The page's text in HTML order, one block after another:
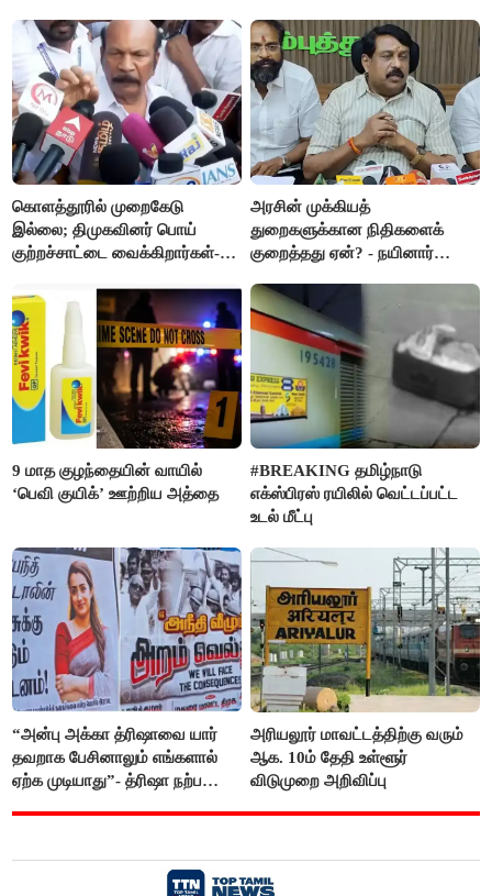
தொடர்கிறோம்”- மதிமுக
எம்.எல்.ஏக்கள் பரபரப்பு பேட்டி
கொளத்தூரில் முறைகேடு
இல்லை; திமுகவினர் பொய்
குற்றச்சாட்டை வைக்கிறார்கள்-
அரசின் முக்கியத்
துறைகளுக்கான நிதிகளைக்
குறைத்தது ஏன்? - நயினார்
9 மாத குழந்தையின் வாயில்
‘பெவி குயிக்’ ஊற்றிய அத்தை
#BREAKING தமிழ்நாடு
எக்ஸ்பிரஸ் ரயிலில் வெட்டப்பட்ட
உடல் மீட்பு
“அன்பு அக்கா த்ரிஷாவை யார்
தவறாக பேசினாலும் எங்களால்
ஏற்க முடியாது”- த்ரிஷா நற்பணி
அரியலூர் மாவட்டத்திற்கு வரும்
ஆக. 10ம் தேதி உள்ளூர்
விடுமுறை அறிவிப்பு